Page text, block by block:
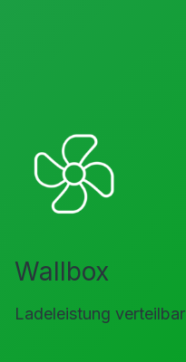
Wallbox
Ladeleistung verteilbar